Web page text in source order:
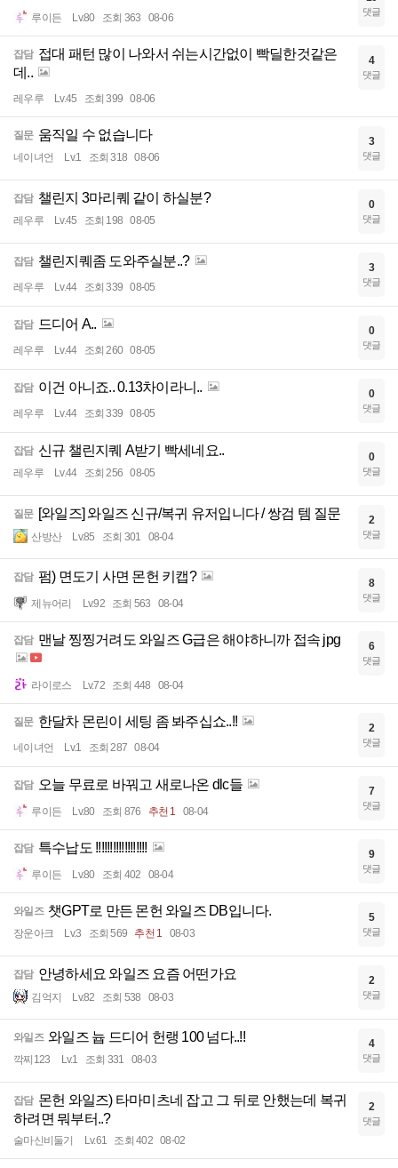
루이든 Lv.80 조회 363 08-06 댓글
잡담 접대 패턴 많이 나와서 쉬는시간없이 빡딜한것같은
데..
레우루 Lv.45 조회 399 08-06
4
댓글
질문 움직일 수 없습니다
네이녀언 Lv.1 조회 318 08-06
3
댓글
잡담 챌린지 3마리퀘 같이 하실분?
레우루 Lv.45 조회 198 08-05
0
댓글
잡담 챌린지퀘좀 도와주실분..?
레우루 Lv.44 조회 339 08-05
3
댓글
잡담 드디어 A..
레우루 Lv.44 조회 260 08-05
0
댓글
잡담 이건 아니죠.. 0.13차이라니..
레우루 Lv.44 조회 339 08-05
0
댓글
잡담 신규 챌린지퀘 A받기 빡세네요..
레우루 Lv.44 조회 256 08-05
0
댓글
질문 [와일즈] 와일즈 신규/복귀 유저입니다 / 쌍검 템 질문
산방산 Lv.85 조회 301 08-04
2
댓글
잡담 펌) 면도기 사면 몬헌 키캡?
제뉴어리 Lv.92 조회 563 08-04
8
댓글
잡담 맨날 찡찡거려도 와일즈 G급은 해야하니까 접속 jpg
라이로스 Lv.72 조회 448 08-04
6
댓글
질문 한달차 몬린이 세팅 좀 봐주십쇼..!!
네이녀언 Lv.1 조회 287 08-04
2
댓글
잡담 오늘 무료로 바꿔고 새로나온 dlc들
루이든 Lv.80 조회 876 추천 1 08-04
7
댓글
잡담 특수납도 !!!!!!!!!!!!!!!!!!
루이든 Lv.80 조회 402 08-04
9
댓글
와일즈 챗GPT로 만든 몬헌 와일즈 DB입니다.
장운아크 Lv.3 조회 569 추천 1 08-03
5
댓글
잡담 안녕하세요 와일즈 요즘 어떤가요
김억지 Lv.82 조회 538 08-03
2
댓글
와일즈 와일즈 늅 드디어 헌랭 100 넘다..!!
깍찌123 Lv.1 조회 331 08-03
4
댓글
잡담 몬헌 와일즈) 타마미츠네 잡고 그 뒤로 안했는데 복귀
하려면 뭐부터..?
술마신비둘기 Lv.61 조회 402 08-02
2
댓글